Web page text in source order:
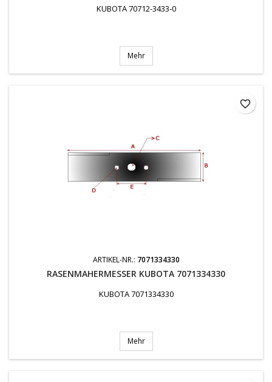
KUBOTA 70712-3433-0
Mehr
ARTIKEL-NR.: 7071334330
RASENMAHERMESSER KUBOTA 7071334330
KUBOTA 7071334330
Mehr
favorite_border